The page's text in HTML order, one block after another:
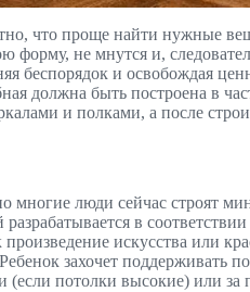
что проще найти нужные
форму, не мнутся и,
беспорядок и освобождая
должна быть построена в
и полками, а после
люди сейчас строят
в
искусства или
захочет поддерживать
потолки высокие) или за